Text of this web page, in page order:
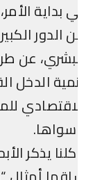
بداية الأمر،
الدور الكبير
عن طريق
الدخل
يذكر